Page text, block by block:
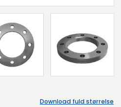
Download fuld størrelse